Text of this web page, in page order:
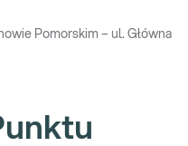
Pomorskim – ul. Główna